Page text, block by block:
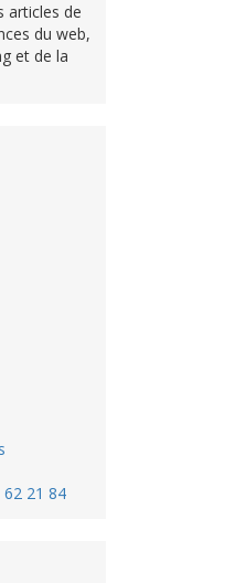
articles de
du web,
et de la
62 21 84